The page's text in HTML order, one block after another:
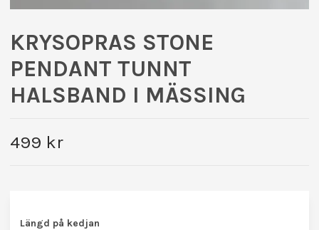
KRYSOPRAS STONE
PENDANT TUNNT
HALSBAND I MÄSSING
499 kr
Längd på kedjan